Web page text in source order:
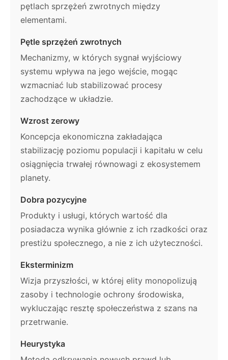
pętlach sprzężeń zwrotnych między
elementami.
Pętle sprzężeń zwrotnych
Mechanizmy, w których sygnał wyjściowy
systemu wpływa na jego wejście, mogąc
wzmacniać lub stabilizować procesy
zachodzące w układzie.
Wzrost zerowy
Koncepcja ekonomiczna zakładająca
stabilizację poziomu populacji i kapitału w celu
osiągnięcia trwałej równowagi z ekosystemem
planety.
Dobra pozycyjne
Produkty i usługi, których wartość dla
posiadacza wynika głównie z ich rzadkości oraz
prestiżu społecznego, a nie z ich użyteczności.
Eksterminizm
Wizja przyszłości, w której elity monopolizują
zasoby i technologie ochrony środowiska,
wykluczając resztę społeczeństwa z szans na
przetrwanie.
Heurystyka